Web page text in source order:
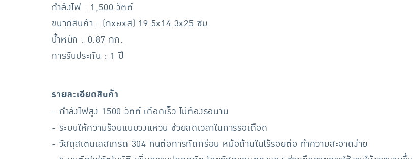
กำลังไฟ : 1,500 วัตต์
ขนาดสินค้า : (กxยxส) 19.5x14.3x25 ซม.
น้ำหนัก : 0.87 กก.
การรับประกัน : 1 ปี
รายละเอียดสินค้า
- กำลังไฟสูง 1500 วัตต์ เดือดเร็ว ไม่ต้องรอนาน
- ระบบให้ความร้อนแบบวงแหวน ช่วยลดเวลาในการรอเดือด
- วัสดุสเตนเลสเกรด 304 ทนต่อการกัดกร่อน หม้อด้านในไร้รอยต่อ ทำความสะอาดง่าย